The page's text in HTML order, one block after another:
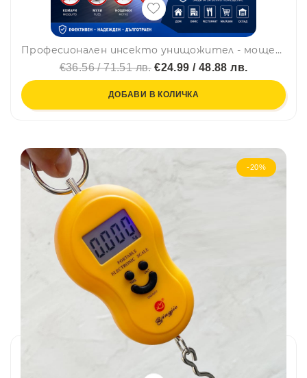
Професионален инсекто унищожител - мощен и безотказен за големи пространства PEST KILLER MT-020
€36.56 / 71.51 лв.€24.99 / 48.88 лв.
ДОБАВИ В КОЛИЧКА
-20%